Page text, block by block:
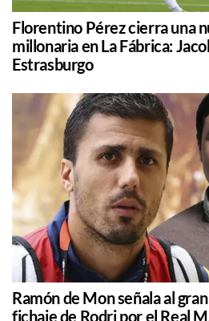
Florentino Pérez cierra una
millonaria en La Fábrica:
Estrasburgo
Ramón de Mon señala al
fichaje de Rodri por el Real